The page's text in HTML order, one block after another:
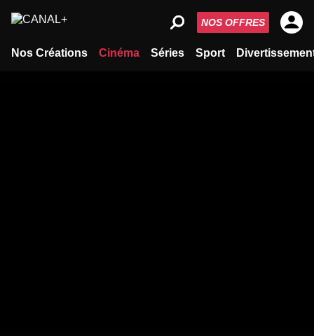
Nos Créations Cinéma Séries Sport
NOS OFFRES